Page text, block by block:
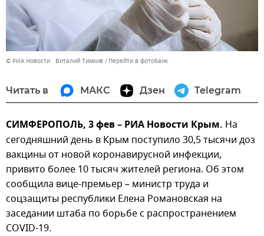
© РИА Новости . Виталий Тимкив Перейти в фотобанк
Читать в МАКС Дзен Telegram
СИМФЕРОПОЛЬ, 3 фев – РИА Новости Крым. На
сегодняшний день в Крым поступило 30,5 тысячи доз
вакцины от новой коронавирусной инфекции,
привито более 10 тысяч жителей региона. Об этом
сообщила вице-премьер – министр труда и
соцзащиты республики Елена Романовская на
заседании штаба по борьбе с распространением
COVID-19.